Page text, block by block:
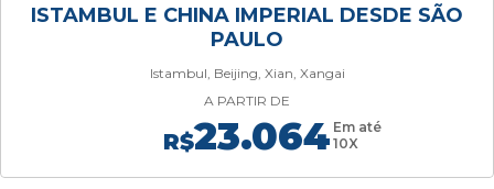
ISTAMBUL E CHINA IMPERIAL DESDE SÃO
PAULO
Istambul, Beijing, Xian, Xangai
A PARTIR DE
R$23.064 Em até
10X